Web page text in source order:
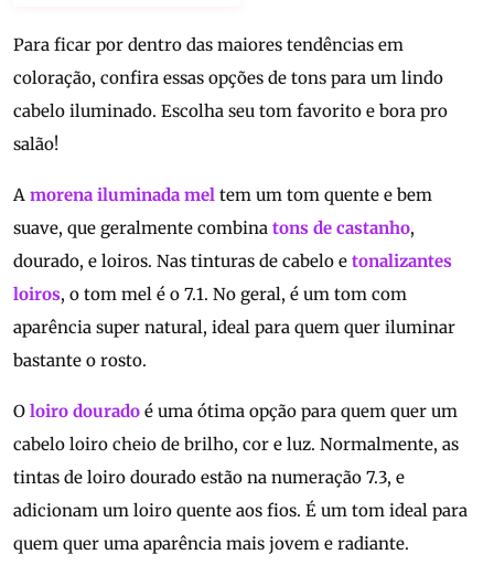
Para ficar por dentro das maiores tendências em
coloração, confira essas opções de tons para um lindo
cabelo iluminado. Escolha seu tom favorito e bora pro
salão!
A morena iluminada mel tem um tom quente e bem
suave, que geralmente combina tons de castanho,
dourado, e loiros. Nas tinturas de cabelo e tonalizantes
loiros, o tom mel é o 7.1. No geral, é um tom com
aparência super natural, ideal para quem quer iluminar
bastante o rosto.
O loiro dourado é uma ótima opção para quem quer um
cabelo loiro cheio de brilho, cor e luz. Normalmente, as
tintas de loiro dourado estão na numeração 7.3, e
adicionam um loiro quente aos fios. É um tom ideal para
quem quer uma aparência mais jovem e radiante.